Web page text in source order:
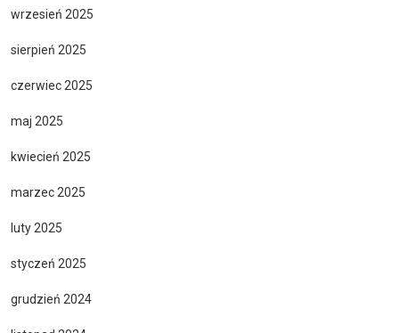
wrzesień 2025
sierpień 2025
czerwiec 2025
maj 2025
kwiecień 2025
marzec 2025
luty 2025
styczeń 2025
grudzień 2024